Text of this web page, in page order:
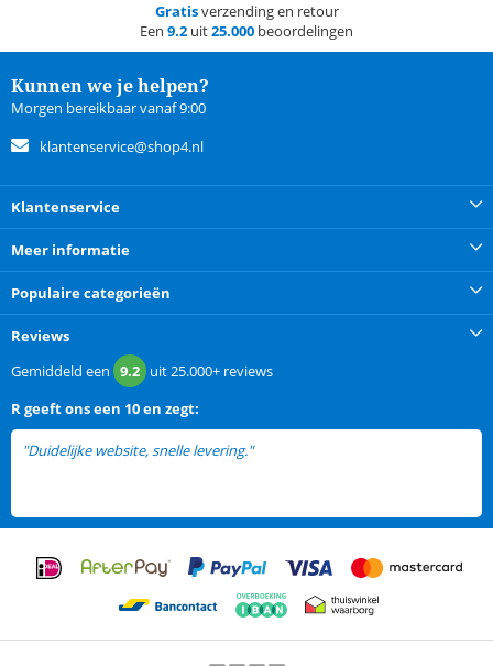
Gratisverzending en retour
Een 9.2 uit25.000 beoordelingen
Kunnen we je helpen?
Morgen bereikbaar vanaf 9:00
klantenservice@shop4.nl
Klantenservice
Meer informatie
Populaire categorieën
Reviews
Gemiddeld een 9.2 uit25.000+ reviews
Rgeeft ons een 10 en zegt:
"Duidelijke website, snelle levering."